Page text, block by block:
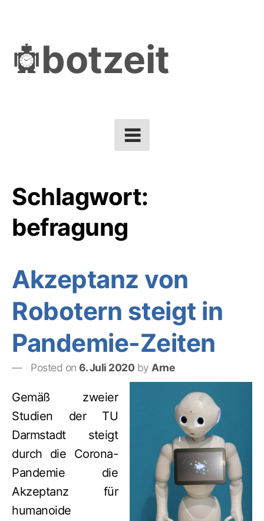
contentbotzeit
Schlagwort:
befragung
Akzeptanz von
Robotern steigt in
Pandemie-Zeiten
Posted on 6. Juli 2020 by Arne
Gemäß zweier
Studien der TU
Darmstadt steigt
durch die Corona-
Pandemie die
Akzeptanz für
humanoide